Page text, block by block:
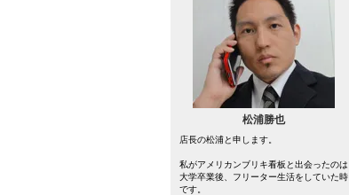
松浦勝也
店長の松浦と申します。
私がアメリカンブリキ看板と出会ったのは
大学卒業後、フリーター生活をしていた時
です。